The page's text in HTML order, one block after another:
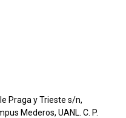
Praga y Trieste s/n,
Mederos, UANL. C. P.